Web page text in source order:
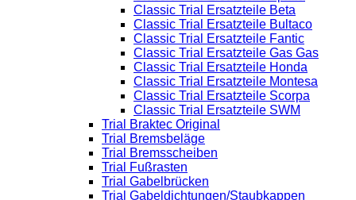
Classic Trial Ersatzteile Beta
Classic Trial Ersatzteile Bultaco
Classic Trial Ersatzteile Fantic
Classic Trial Ersatzteile Gas Gas
Classic Trial Ersatzteile Honda
Classic Trial Ersatzteile Montesa
Classic Trial Ersatzteile Scorpa
Classic Trial Ersatzteile SWM
Trial Braktec Original
Trial Bremsbeläge
Trial Bremsscheiben
Trial Fußrasten
Trial Gabelbrücken
Trial Gabeldichtungen/Staubkappen